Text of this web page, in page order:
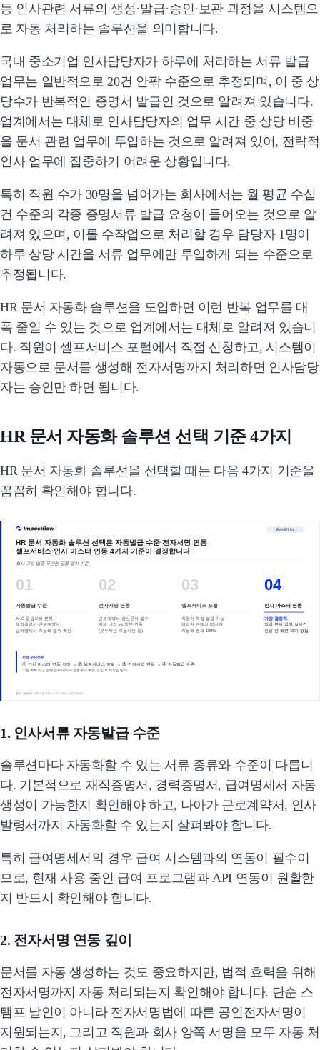
등 인사관련 서류의 생성·발급·승인·보관 과정을 시스템으
로 자동 처리하는 솔루션을 의미합니다.
국내 중소기업 인사담당자가 하루에 처리하는 서류 발급
업무는 일반적으로 20건 안팎 수준으로 추정되며, 이 중 상
당수가 반복적인 증명서 발급인 것으로 알려져 있습니다.
업계에서는 대체로 인사담당자의 업무 시간 중 상당 비중
을 문서 관련 업무에 투입하는 것으로 알려져 있어, 전략적
인사 업무에 집중하기 어려운 상황입니다.
특히 직원 수가 30명을 넘어가는 회사에서는 월 평균 수십
건 수준의 각종 증명서류 발급 요청이 들어오는 것으로 알
려져 있으며, 이를 수작업으로 처리할 경우 담당자 1명이
하루 상당 시간을 서류 업무에만 투입하게 되는 수준으로
추정됩니다.
HR 문서 자동화 솔루션을 도입하면 이런 반복 업무를 대
폭 줄일 수 있는 것으로 업계에서는 대체로 알려져 있습니
다. 직원이 셀프서비스 포털에서 직접 신청하고, 시스템이
자동으로 문서를 생성해 전자서명까지 처리하면 인사담당
자는 승인만 하면 됩니다.
HR 문서 자동화 솔루션 선택 기준 4가지
HR 문서 자동화 솔루션을 선택할 때는 다음 4가지 기준을
꼼꼼히 확인해야 합니다.
EXHIBIT 01
HR 문서 자동화 솔루션 선택은 자동발급 수준·전자서명 연동
셀프서비스·인사 마스터 연동 4가지 기준이 결정합니다
회사 규모·업종 무관한 공통 평가 기준
01
자동발급 수준
A~C 등급으로 분류.
재직증명서·근로계약서·
급여명세서 자동화 범위 확인.
02
전자서명 연동
근로계약서·갱신문서 필수.
자체 내장 vs 외부 연동
(모두싸인·이폼사인 등).
03
셀프서비스 포털
직원이 직접 발급 가능.
담당자 손에서 떠나야
자동화 효과 100%.
04
인사 마스터 연동
가장 결정적.
직급·부서·급여 실시간
인용 안 되면 의미 없음.
선택 우선순위
① 인사 마스터 연동 깊이 → ② 셀프서비스 포털 → ③ 전자서명 연동 → ④ 자동발급 수준
기능 목록 비교 전에 인사 데이터 연동부터 확인. 도입 후 재작업 방지.
출처: 본문 §2 선택 기준 4가지 + 인사관리 실무 인터뷰
1. 인사서류 자동발급 수준
솔루션마다 자동화할 수 있는 서류 종류와 수준이 다릅니
다. 기본적으로 재직증명서, 경력증명서, 급여명세서 자동
생성이 가능한지 확인해야 하고, 나아가 근로계약서, 인사
발령서까지 자동화할 수 있는지 살펴봐야 합니다.
특히 급여명세서의 경우 급여 시스템과의 연동이 필수이
므로, 현재 사용 중인 급여 프로그램과 API 연동이 원활한
지 반드시 확인해야 합니다.
2. 전자서명 연동 깊이
문서를 자동 생성하는 것도 중요하지만, 법적 효력을 위해
전자서명까지 자동 처리되는지 확인해야 합니다. 단순 스
탬프 날인이 아니라 전자서명법에 따른 공인전자서명이
지원되는지, 그리고 직원과 회사 양쪽 서명을 모두 자동 처